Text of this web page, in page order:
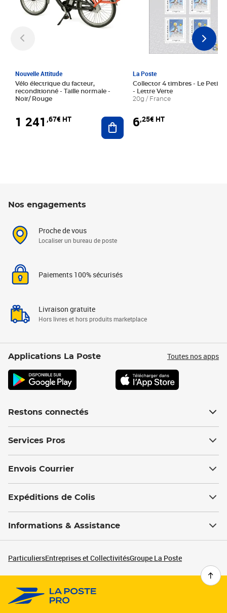
Nouvelle Attitude
Vélo électrique du facteur,
reconditionné - Taille normale -
Noir/ Rouge
1 241 ,67€ HT Ajouter au panier
La Poste
Collector 4 timbres - Le Petit
- Lettre Verte
20g / France
6,25€ HT
Nos engagements
Proche de vous
Localiser un bureau de poste
Paiements 100% sécurisés
Livraison gratuite
Hors livres et hors produits marketplace
Applications La Poste Toutes nos apps
Restons connectés
Services Pros
Envois Courrier
Expéditions de Colis
Informations & Assistance
ParticuliersEntreprises et CollectivitésGroupe La Poste